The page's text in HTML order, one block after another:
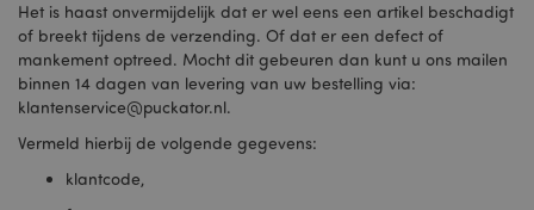
Het is haast onvermijdelijk dat er wel eens een artikel beschadigt
of breekt tijdens de verzending. Of dat er een defect of
mankement optreed. Mocht dit gebeuren dan kunt u ons mailen
binnen 14 dagen van levering van uw bestelling via:
klantenservice@puckator.nl.
Vermeld hierbij de volgende gegevens:
klantcode,
.www.puckator.nl